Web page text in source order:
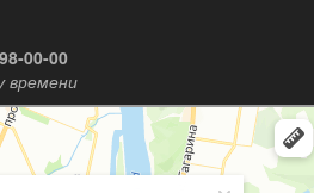
00-00
времени